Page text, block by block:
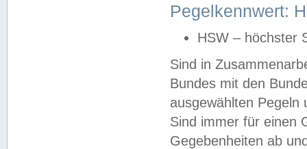
Pegelkennwert:
HSW – höchster
Sind in
Bundes mit den
ausgewählten
Sind immer für einen
Gegebenheiten ab